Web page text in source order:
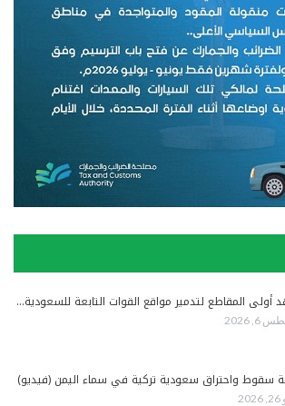
أولى المقاطع لتدمير مواقع القوات التابعة للسعودية…
6, 2026
سقوط واحتراق سعودية تركية في سماء اليمن (فيديو)